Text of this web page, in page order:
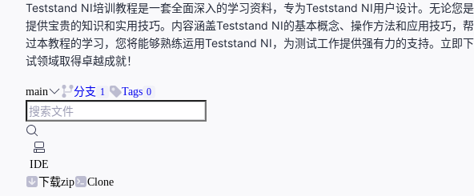
Teststand NI培训教程是一套全面深入的学习资料，专为Teststand NI用户设计。无论您
提供宝贵的知识和实用技巧。内容涵盖Teststand NI的基本概念、操作方法和应用技巧，
过本教程的学习，您将能够熟练运用Teststand NI，为测试工作提供强有力的支持。立即
试领域取得卓越成就！
main 分支 1 Tags 0
IDE
下载zip
Clone